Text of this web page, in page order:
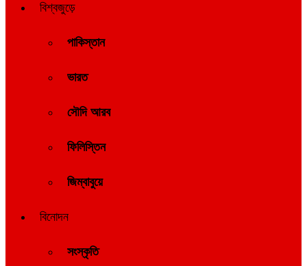
বিশ্বজুড়ে
পাকিস্তান
ভারত
সৌদি আরব
ফিলিস্তিন
জিম্বাবুয়ে
বিনোদন
সংস্কৃতি